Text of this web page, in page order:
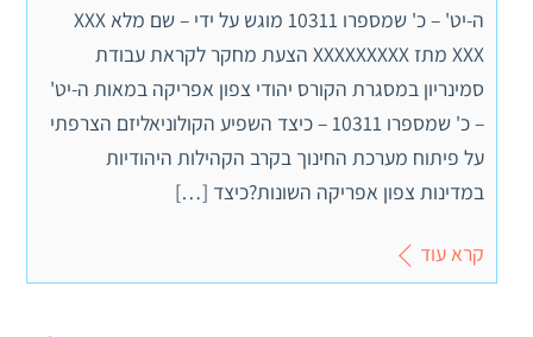
ה-יט' – כ' שמספרו 10311 מוגש על ידי – שם מלא XXX
XXX מתז XXXXXXXXX הצעת מחקר לקראת עבודת
סמינריון במסגרת הקורס יהודי צפון אפריקה במאות ה-יט'
– כ' שמספרו 10311 – כיצד השפיע הקולוניאליזם הצרפתי
על פיתוח מערכת החינוך בקרב הקהילות היהודיות
במדינות צפון אפריקה השונות?כיצד […]
קרא עוד